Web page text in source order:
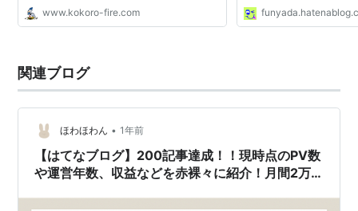
www.kokoro-fire.com
関連ブログ
ほわほわん • 1年前
【はてなブログ】200記事達成！！現時点のPV数
や運営年数、収益などを赤裸々に紹介！月間2万